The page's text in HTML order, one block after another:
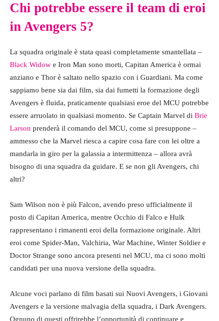
Chi potrebbe essere il team di eroi
in Avengers 5?
La squadra originale è stata quasi completamente smantellata –
Black Widow e Iron Man sono morti, Capitan America è ormai
anziano e Thor è saltato nello spazio con i Guardiani. Ma come
sappiamo bene sia dai film, sia dai fumetti la formazione degli
Avengers è fluida, praticamente qualsiasi eroe del MCU potrebbe
essere arruolato in qualsiasi momento. Se Captain Marvel di Brie
Larson prenderà il comando del MCU, come si presuppone –
ammesso che la Marvel riesca a capire cosa fare con lei oltre a
mandarla in giro per la galassia a intermittenza – allora avrà
bisogno di una squadra da guidare. E se non gli Avengers, chi
altri?
Sam Wilson non è più Falcon, avendo preso ufficialmente il
posto di Capitan America, mentre Occhio di Falco e Hulk
rappresentano i rimanenti eroi della formazione originale. Altri
eroi come Spider-Man, Valchiria, War Machine, Winter Soldier e
Doctor Strange sono ancora presenti nel MCU, ma ci sono molti
candidati per una nuova versione della squadra.
Alcune voci parlano di film basati sui Nuovi Avengers, i Giovani
Avengers e la versione malvagia della squadra, i Dark Avengers.
Ognuno di questi offrirebbe l’opportunità di continuare e